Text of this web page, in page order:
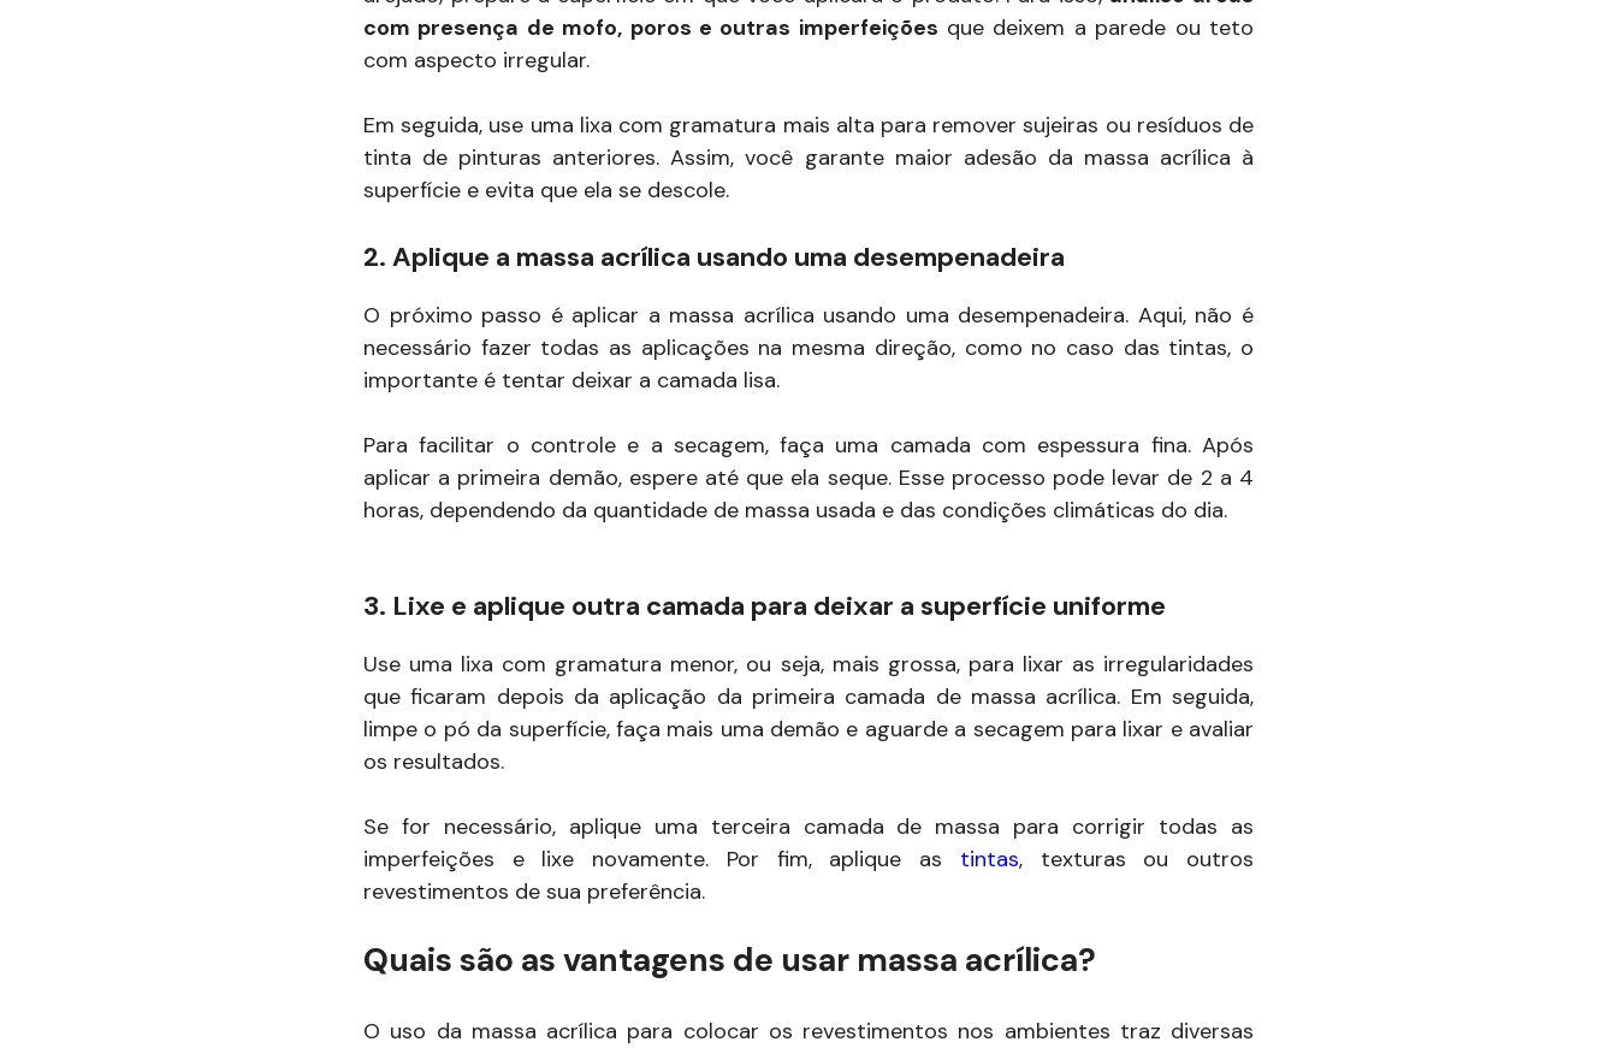
com presença de mofo, poros e outras imperfeições que deixem a parede ou teto
com aspecto irregular.
Em seguida, use uma lixa com gramatura mais alta para remover sujeiras ou resíduos de
tinta de pinturas anteriores. Assim, você garante maior adesão da massa acrílica à
superfície e evita que ela se descole.
2. Aplique a massa acrílica usando uma desempenadeira
O próximo passo é aplicar a massa acrílica usando uma desempenadeira. Aqui, não é
necessário fazer todas as aplicações na mesma direção, como no caso das tintas, o
importante é tentar deixar a camada lisa.
Para facilitar o controle e a secagem, faça uma camada com espessura fina. Após
aplicar a primeira demão, espere até que ela seque. Esse processo pode levar de 2 a 4
horas, dependendo da quantidade de massa usada e das condições climáticas do dia.
3. Lixe e aplique outra camada para deixar a superfície uniforme
Use uma lixa com gramatura menor, ou seja, mais grossa, para lixar as irregularidades
que ficaram depois da aplicação da primeira camada de massa acrílica. Em seguida,
limpe o pó da superfície, faça mais uma demão e aguarde a secagem para lixar e avaliar
os resultados.
Se for necessário, aplique uma terceira camada de massa para corrigir todas as
imperfeições e lixe novamente. Por fim, aplique as tintas, texturas ou outros
revestimentos de sua preferência.
Quais são as vantagens de usar massa acrílica?
O uso da massa acrílica para colocar os revestimentos nos ambientes traz diversas